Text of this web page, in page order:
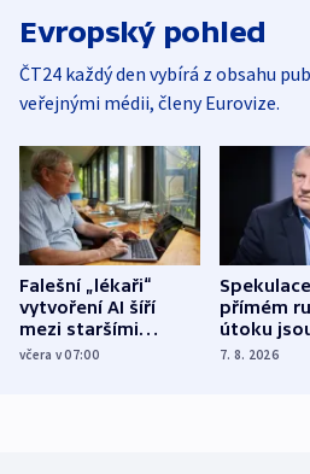
Evropský pohled
ČT24 každý den vybírá z obsahu
veřejnými médii, členy Eurovize.
Falešní „lékaři“
vytvoření AI šíří
mezi staršími
Poláky nebezpečné
včera v 07:00
přímém
útoku
míní
7. 8. 2026